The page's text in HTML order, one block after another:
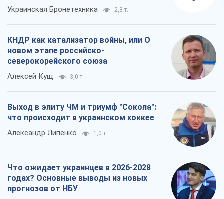
Украинская Бронетехника 2,8 т.
КНДР как катализатор войны, или О
новом этапе российско-
северокорейского союза
Алексей Кущ 3,0 т.
Выход в элиту ЧМ и триумф "Сокола":
что происходит в украинском хоккее
Александр Липенко 1,0 т.
Что ожидает украинцев в 2026-2028
годах? Основные выводы из новых
прогнозов от НБУ